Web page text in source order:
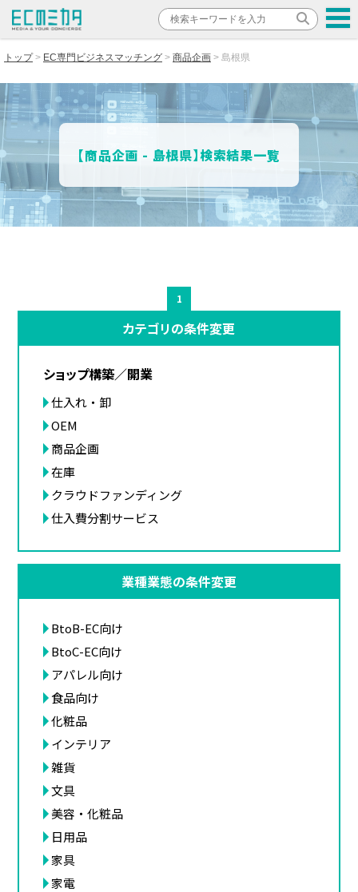
トップ EC専門ビジネスマッチング 商品企画 島根県
【商品企画 - 島根県】検索結果一覧
1
カテゴリの条件変更
ショップ構築／開業
仕入れ・卸
OEM
商品企画
在庫
クラウドファンディング
仕入費分割サービス
業種業態の条件変更
BtoB-EC向け
BtoC-EC向け
アパレル向け
食品向け
化粧品
インテリア
雑貨
文具
美容・化粧品
日用品
家具
家電